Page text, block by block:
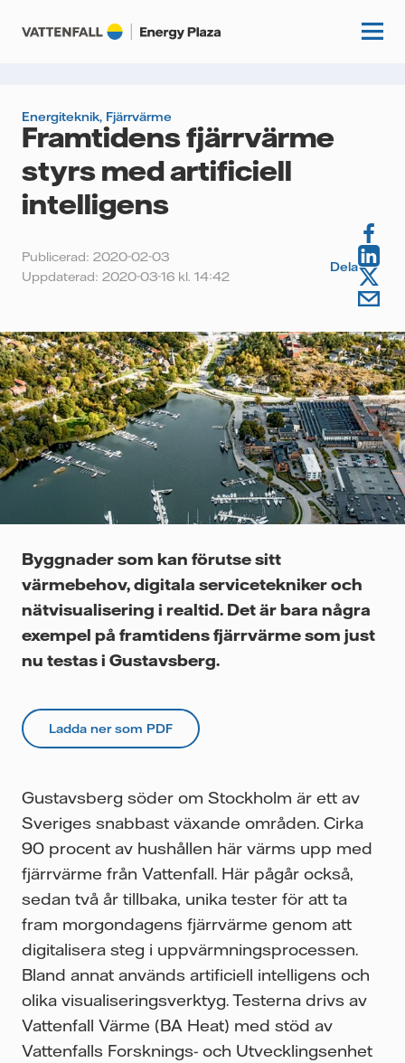
Start
Kunskapshubb
Guider
Krönikor
Kundcase
Videor
Event
Om oss
Vattenfall.se
Energiteknik, Fjärrvärme
Framtidens fjärrvärme
styrs med artificiell
intelligens
Publicerad: 2020-02-03
Uppdaterad: 2020-03-16 kl. 14:42
Dela
Byggnader som kan förutse sitt
värmebehov, digitala servicetekniker och
nätvisualisering i realtid. Det är bara några
exempel på framtidens fjärrvärme som just
nu testas i Gustavsberg.
Ladda ner som PDF
Gustavsberg söder om Stockholm är ett av
Sveriges snabbast växande områden. Cirka
90 procent av hushållen här värms upp med
fjärrvärme från Vattenfall. Här pågår också,
sedan två år tillbaka, unika tester för att ta
fram morgondagens fjärrvärme genom att
digitalisera steg i uppvärmningsprocessen.
Bland annat används artificiell intelligens och
olika visualiseringsverktyg. Testerna drivs av
Vattenfall Värme (BA Heat) med stöd av
Vattenfalls Forsknings- och Utvecklingsenhet